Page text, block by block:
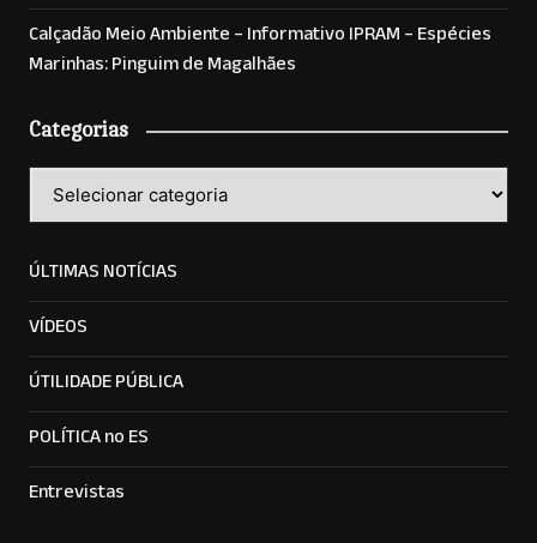
Calçadão Meio Ambiente – Informativo IPRAM – Espécies
Marinhas: Pinguim de Magalhães
Categorias
Categorias
ÚLTIMAS NOTÍCIAS
VÍDEOS
ÚTILIDADE PÚBLICA
POLÍTICA no ES
Entrevistas